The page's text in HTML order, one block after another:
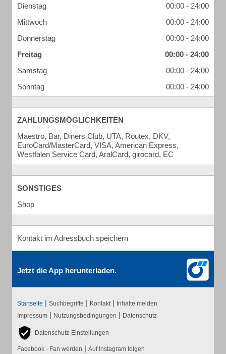
Dienstag
00:00 - 24:00
Mittwoch
00:00 - 24:00
Donnerstag
00:00 - 24:00
Freitag
00:00 - 24:00
Samstag
00:00 - 24:00
Sonntag
00:00 - 24:00
ZAHLUNGSMÖGLICHKEITEN
Maestro, Bar, Diners Club, UTA, Routex, DKV,
EuroCard/MasterCard, VISA, American Express,
Westfalen Service Card, AralCard, girocard, EC
SONSTIGES
Shop
Kontakt im Adressbuch speichern
Jetzt die App herunterladen.
Startseite | Suchbegriffe | Kontakt | Inhalte melden
Impressum | Nutzungsbedingungen | Datenschutz
Datenschutz-Einstellungen
Facebook - Fan werden | Auf Instagram folgen